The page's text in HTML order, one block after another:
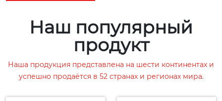
Наш популярный
продукт
Наша продукция представлена на шести континентах и
успешно продаётся в 52 странах и регионах мира.